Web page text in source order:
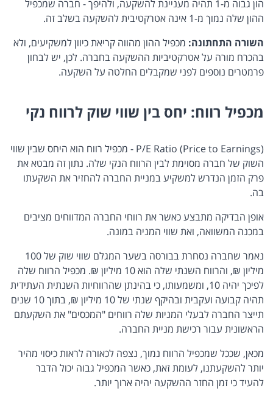
הון גבוה מ-1 תהיה מעניינת להשקעה, ולהיפך - חברה שמכפיל
ההון שלה נמוך מ-1 אינה אטרקטיבית להשקעה בשלב זה.
השורה התחתונה: מכפיל ההון מהווה קריאת כיוון למשקיעים, ולא
בהכרח מורה על אטרקטיביות ההשקעה בחברה. לכן, יש לבחון
פרמטרים נוספים לפני שמקבלים החלטה על השקעה.
מכפיל רווח: יחס בין שווי שוק לרווח נקי
(P/E Ratio (Price to Earnings - מכפיל רווח הוא היחס שבין שווי
השוק של חברה מסוימת לבין הרווח הנקי שלה. נתון זה מבטא את
פרק הזמן הנדרש למשקיע במניית החברה להחזיר את השקעתו
בה.
אופן הבדיקה מתבצע כאשר את רווחי החברה המדווחים מציבים
במכנה המשוואה, ואת שווי המניה במונה.
נאמר שחברה נסחרת בבורסה בשער המגלם שווי שוק של 100
מיליון ₪, והרווח השנתי שלה הוא 10 מיליון ₪. מכפיל הרווח שלה
לפיכך יהיה 10, ומשמעותו, כי בהינתן שהרווחיות השנתית העתידית
תהיה קבועה ועקבית ובהיקף שנתי של 10 מיליון ₪, בתוך 10 שנים
תייצר החברה לבעלי המניות שלה רווחים "המכסים" את השקעתם
הראשונית עבור רכישת מניית החברה.
מכאן, שככל שמכפיל הרווח נמוך, נצפה לכאורה לראות כיסוי מהיר
יותר להשקעתנו, לעומת זאת, כאשר המכפיל גבוה יכול הדבר
להעיד כי זמן החזר ההשקעה יהיה ארוך יותר.